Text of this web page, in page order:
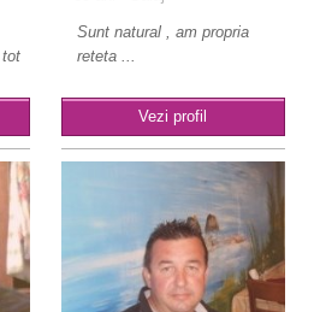
Sunt natural , am propria
reteta ...
Vezi profil